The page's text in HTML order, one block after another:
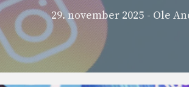
29. november 2025 - Ole